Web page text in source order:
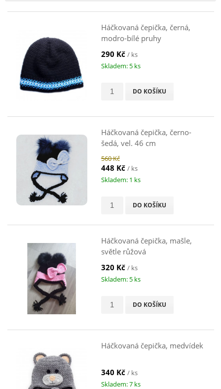
Háčkovaná čepička, černá,
modro-bílé pruhy
290 Kč / ks
Skladem: 5 ks
DO KOŠÍKU
Háčkovaná čepička, černo-
šedá, vel. 46 cm
560 Kč
448 Kč / ks
Skladem: 1 ks
DO KOŠÍKU
Háčkovaná čepička, mašle,
světle růžová
320 Kč / ks
Skladem: 5 ks
DO KOŠÍKU
Háčkovaná čepička, medvídek
340 Kč / ks
Skladem: 7 ks